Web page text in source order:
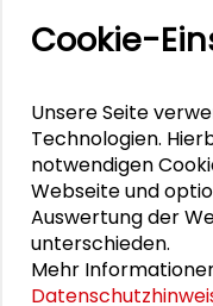
Schader-Festival
DOWNLOADS
Programm
Präsentation
Cookie-
Unsere Seite
Technologien.
notwendigen
Webseite und
Auswertung der
unterschieden.
Mehr